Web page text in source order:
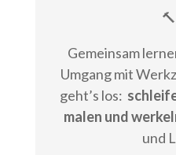
Gemeinsam
Umgang mit
geht’s los:
malen und
und